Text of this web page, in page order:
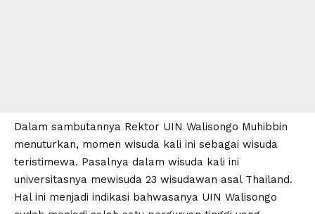
Dalam sambutannya Rektor UIN Walisongo Muhibbin
menuturkan, momen wisuda kali ini sebagai wisuda
teristimewa. Pasalnya dalam wisuda kali ini
universitasnya mewisuda 23 wisudawan asal Thailand.
Hal ini menjadi indikasi bahwasanya UIN Walisongo